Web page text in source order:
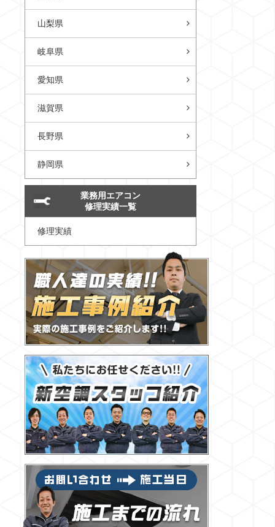
山梨県
岐阜県
愛知県
滋賀県
長野県
静岡県
業務用エアコン
修理実績一覧
修理実績